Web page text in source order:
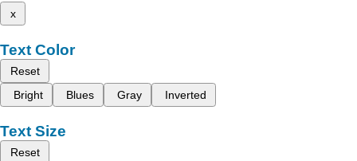
x
Text Color
Reset
Bright
Blues Gray Inverted
Text Size
Reset